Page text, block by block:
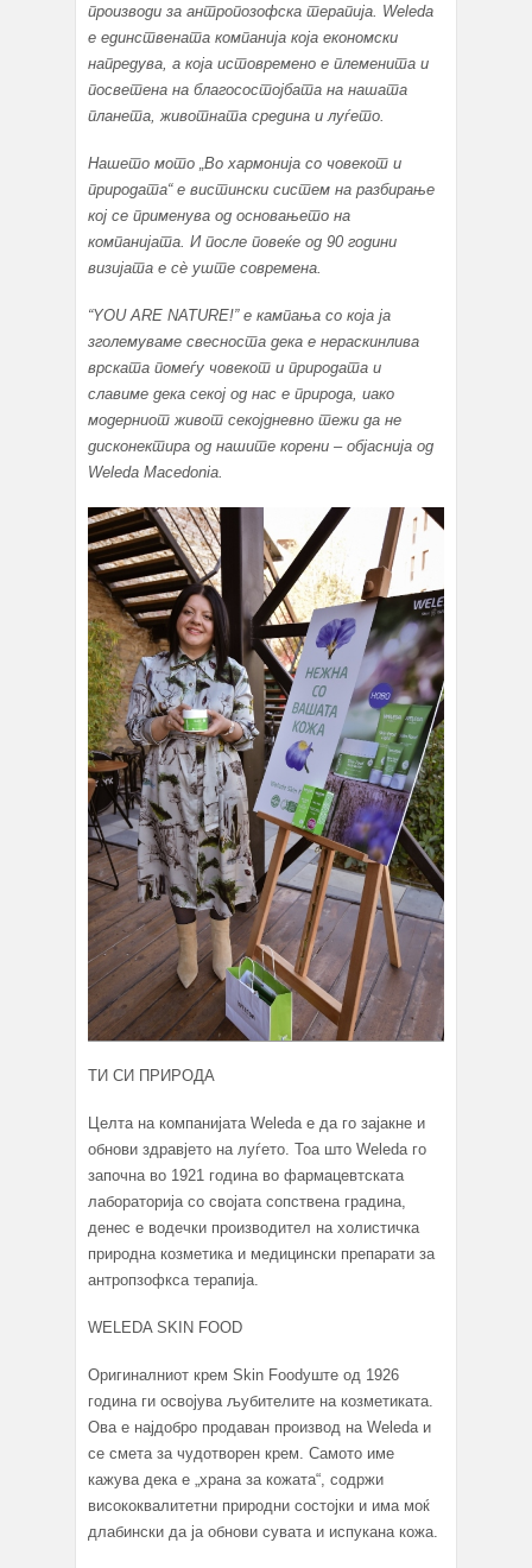
производи за антропозофска терапија. Weleda
е единствената компанија која економски
напредува, а која истовремено е племенита и
посветена на благосостојбата на нашата
планета, животната средина и луѓето.
Нашето мото „Во хармонија со човекот и
природата“ е вистински систем на разбирање
кој се применува од основањето на
компанијата. И после повеќе од 90 години
визијата е сѐ уште современа.
“YOU ARE NATURE!” е кампања со која ја
зголемуваме свесноста дека е нераскинлива
врската помеѓу човекот и природата и
славиме дека секој од нас е природа, иако
модерниот живот секојдневно тежи да не
дисконектира од нашите корени – објаснија од
Weleda Macedonia.
ТИ СИ ПРИРОДА
Целта на компанијата Weleda е да го зајакне и
обнови здравјето на луѓето. Тоа што Weleda го
започна во 1921 година во фармацевтската
лабораторија со својата сопствена градина,
денес е водечки производител на холистичка
природна козметика и медицински препарати за
антропзофкса терапија.
WELEDA SKIN FOOD
Оригиналниот крем Skin Foodуште од 1926
година ги освојува љубителите на козметиката.
Ова е најдобро продаван производ на Weleda и
се смета за чудотворен крем. Самото име
кажува дека е „храна за кожата“, содржи
висококвалитетни природни состојки и има моќ
длабински да ја обнови сувата и испукана кожа.